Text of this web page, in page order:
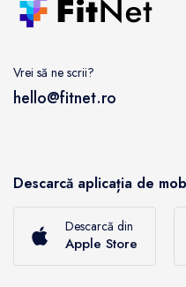
Vrei să ne scrii?
hello@fitnet.ro
Descarcă aplicația de
Descarcă din
Apple Store